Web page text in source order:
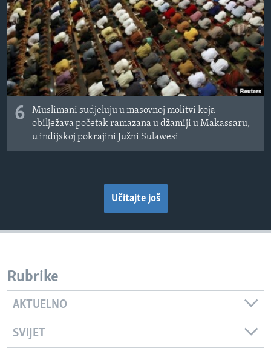
6
Muslimani sudjeluju u masovnoj molitvi koja
obilježava početak ramazana u džamiji u Makassaru,
u indijskoj pokrajini Južni Sulawesi
Učitajte još
Rubrike
AKTUELNO
SVIJET